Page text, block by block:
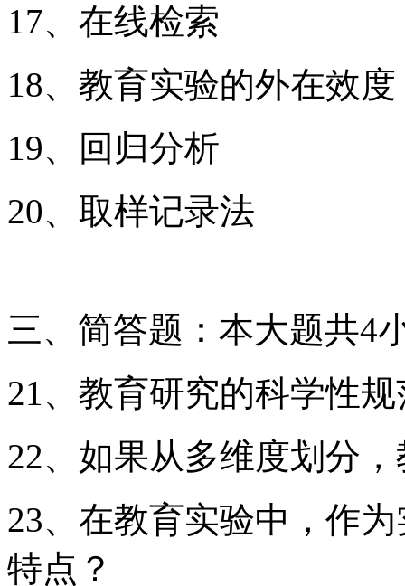
17、在线检索
18、教育实验的外在效度
19、回归分析
20、取样记录法
三、简答题：本大题共4
21、教育研究的科学性
22、如果从多维度划分
23、在教育实验中，作
特点？